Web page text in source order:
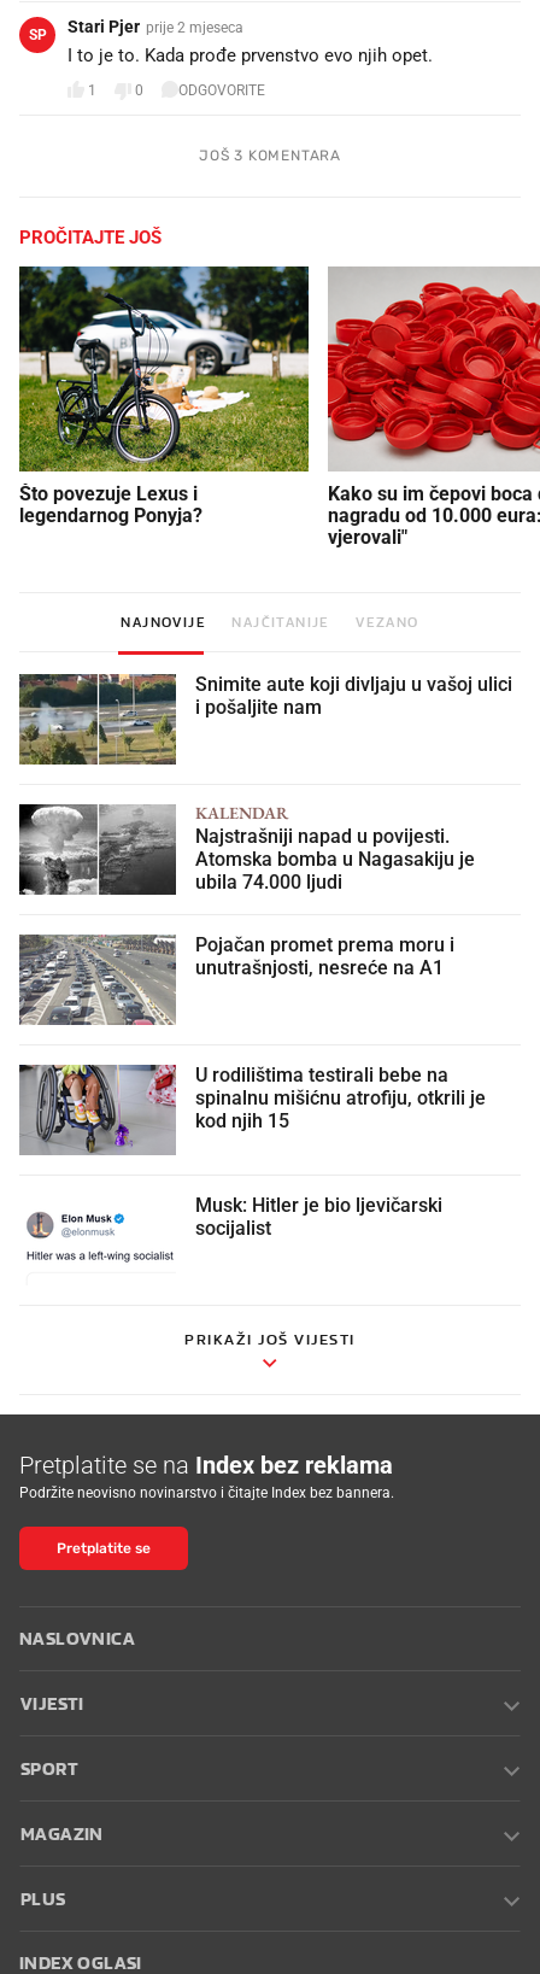
SP Stari Pjer prije 2 mjeseca
I to je to. Kada prođe prvenstvo evo njih opet.
1 0 ODGOVORITE
JOŠ 3 KOMENTARA
PROČITAJTE JOŠ
Što povezuje Lexus i
legendarnog Ponyja?
Kako su im čepovi boca
nagradu od 10.000
vjerovali"
NAJNOVIJE NAJČITANIJE VEZANO
Snimite aute koji divljaju u vašoj ulici
i pošaljite nam
KALENDAR
Najstrašniji napad u povijesti.
Atomska bomba u Nagasakiju je
ubila 74.000 ljudi
Pojačan promet prema moru i
unutrašnjosti, nesreće na A1
U rodilištima testirali bebe na
spinalnu mišićnu atrofiju, otkrili je
kod njih 15
Musk: Hitler je bio ljevičarski
socijalist
PRIKAŽI JOŠ VIJESTI
Pretplatite se na Index bez reklama
Podržite neovisno novinarstvo i čitajte Index bez bannera.
Pretplatite se
NASLOVNICA
VIJESTI
SPORT
MAGAZIN
PLUS
INDEX OGLASI